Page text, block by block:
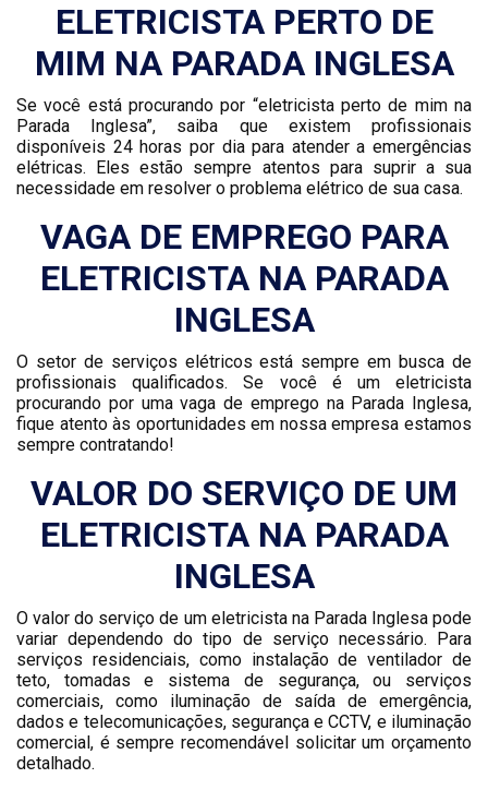
ELETRICISTA PERTO DE
MIM NA PARADA INGLESA
Se você está procurando por “eletricista perto de mim na
Parada Inglesa”, saiba que existem profissionais
disponíveis 24 horas por dia para atender a emergências
elétricas. Eles estão sempre atentos para suprir a sua
necessidade em resolver o problema elétrico de sua casa.
VAGA DE EMPREGO PARA
ELETRICISTA NA PARADA
INGLESA
O setor de serviços elétricos está sempre em busca de
profissionais qualificados. Se você é um eletricista
procurando por uma vaga de emprego na Parada Inglesa,
fique atento às oportunidades em nossa empresa estamos
sempre contratando!
VALOR DO SERVIÇO DE UM
ELETRICISTA NA PARADA
INGLESA
O valor do serviço de um eletricista na Parada Inglesa pode
variar dependendo do tipo de serviço necessário. Para
serviços residenciais, como instalação de ventilador de
teto, tomadas e sistema de segurança, ou serviços
comerciais, como iluminação de saída de emergência,
dados e telecomunicações, segurança e CCTV, e iluminação
comercial, é sempre recomendável solicitar um orçamento
detalhado.